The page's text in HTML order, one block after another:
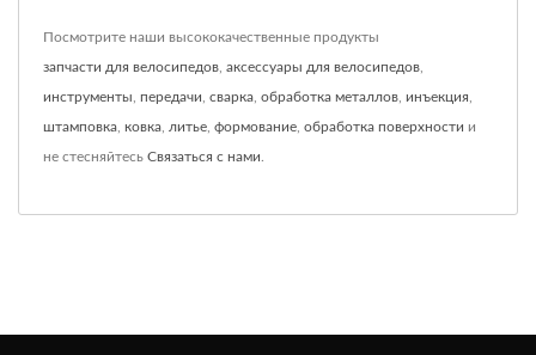
Посмотрите наши высококачественные продукты
запчасти для велосипедов аксессуары для велосипедов
инструменты передачи сварка обработка металлов инъекция
штамповка ковка литье формование обработка поверхности и
не стесняйтесь Связаться с нами